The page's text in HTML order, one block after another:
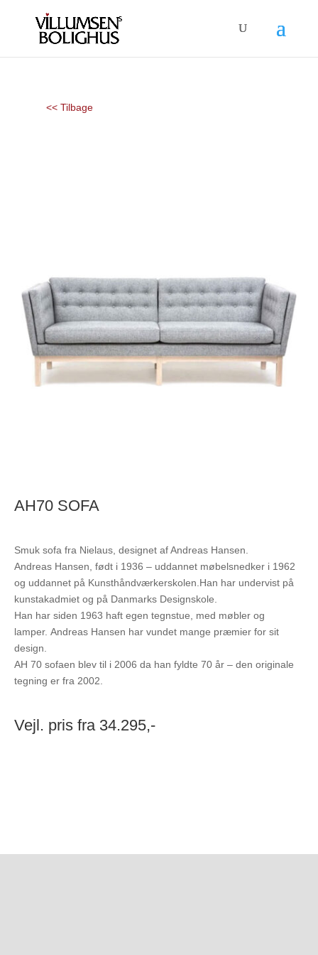
<< Tilbage
AH70 SOFA
Smuk sofa fra Nielaus, designet af Andreas Hansen.
Andreas Hansen, født i 1936 – uddannet møbelsnedker i 1962
og uddannet på Kunsthåndværkerskolen.Han har undervist på
kunstakadmiet og på Danmarks Designskole.
Han har siden 1963 haft egen tegnstue, med møbler og
lamper. Andreas Hansen har vundet mange præmier for sit
design.
AH 70 sofaen blev til i 2006 da han fyldte 70 år – den originale
tegning er fra 2002.
Vejl. pris fra 34.295,-